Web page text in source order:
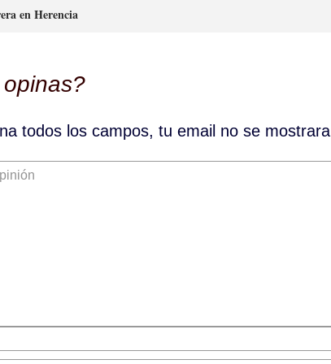
en Herencia
todos los campos, tu email no se mostrara